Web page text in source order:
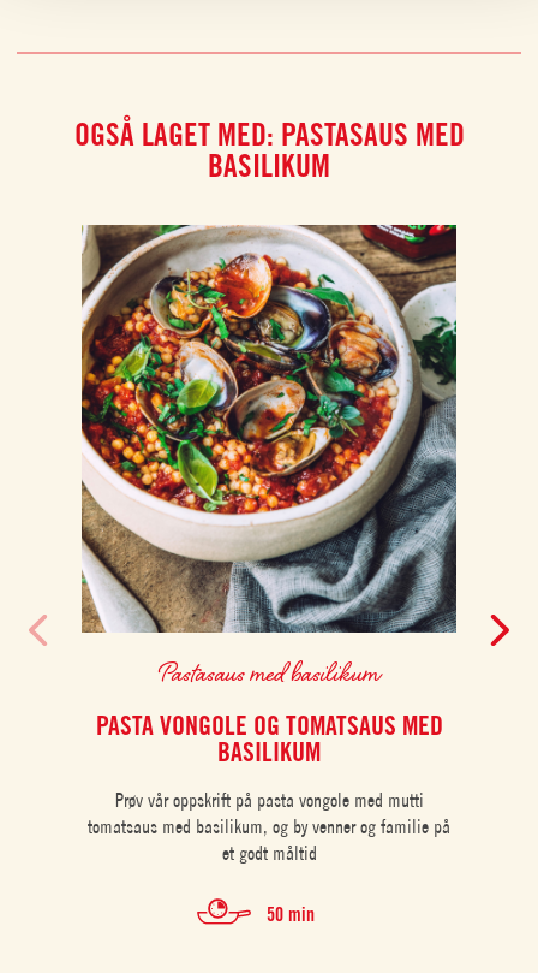
OGSÅ LAGET MED: PASTASAUS MED
BASILIKUM
Pastasaus med basilikum
PASTA VONGOLE OG TOMATSAUS MED
BASILIKUM
Prøv vår oppskrift på pasta vongole med mutti
tomatsaus med basilikum, og by venner og familie på
et godt måltid
50 min